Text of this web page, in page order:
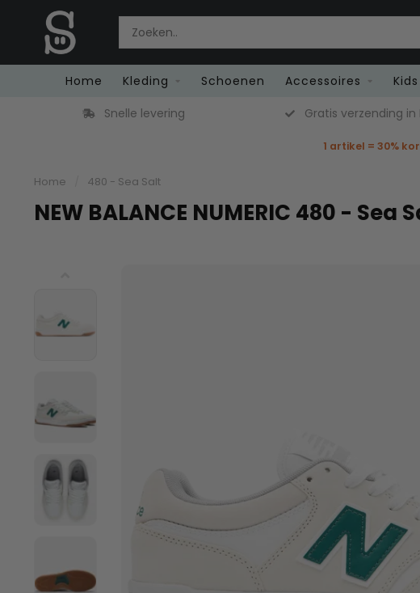
Home Kleding Schoenen Accessoires Kids
Snelle levering
Gratis verzending
1 artikel = 30%
Home 480 - Sea Salt
NEW BALANCE NUMERIC 480 - Sea